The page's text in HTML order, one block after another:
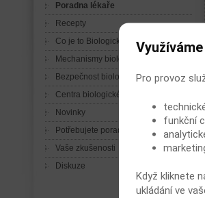
Poradna lékaře
Recepty
Co je to Biologická léčba
Mechanismy biologické léčby
Bezpečnost biologické léčby
Centra biologické léčby
Novinky
Potřebujete poradit?
Vaše zkušenosti
Diskuze
Pro provoz
funkční
Když kliknete
ukládání ve